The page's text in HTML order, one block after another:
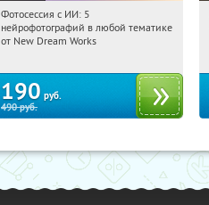
01:44:46
Россия
Фотосессия с ИИ: 5
нейрофотографий в любой тематике
от New Dream Works
190 руб.
490руб.